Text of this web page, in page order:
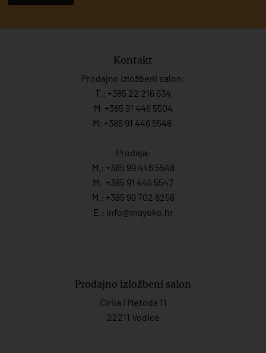
Kontakt
Prodajno izložbeni salon:
T.: +385 22 216 634
M. +385 91 446 5504
M: +385 91 446 5548
Prodaja:
M.: +385 99 446 5548
M: +385 91 446 5547
M.: +385 99 702 8258
E.: info@mayoko. hr
Prodajno izložbeni salon
Ćirila i Metoda 11
22211 Vodice